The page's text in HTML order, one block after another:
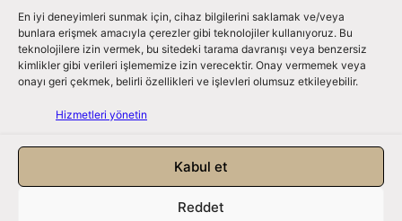
En iyi deneyimleri sunmak için, cihaz bilgilerini saklamak ve/veya
bunlara erişmek amacıyla çerezler gibi teknolojiler kullanıyoruz. Bu
teknolojilere izin vermek, bu sitedeki tarama davranışı veya benzersiz
kimlikler gibi verileri işlememize izin verecektir. Onay vermemek veya
onayı geri çekmek, belirli özellikleri ve işlevleri olumsuz etkileyebilir.
Hizmetleri yönetin
Kabul et
Reddet
Bizi Takip Edin